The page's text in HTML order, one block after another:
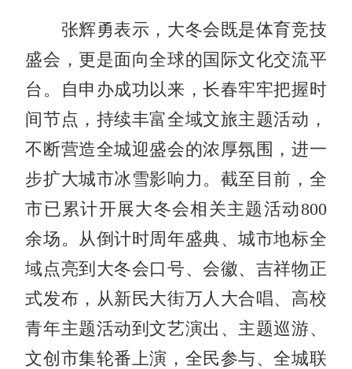
张辉勇表示，大冬会既是体育竞技
盛会，更是面向全球的国际文化交流平
台。自申办成功以来，长春牢牢把握时
间节点，持续丰富全域文旅主题活动，
不断营造全城迎盛会的浓厚氛围，进一
步扩大城市冰雪影响力。截至目前，全
市已累计开展大冬会相关主题活动800
余场。从倒计时周年盛典、城市地标全
域点亮到大冬会口号、会徽、吉祥物正
式发布，从新民大街万人大合唱、高校
青年主题活动到文艺演出、主题巡游、
文创市集轮番上演，全民参与、全城联